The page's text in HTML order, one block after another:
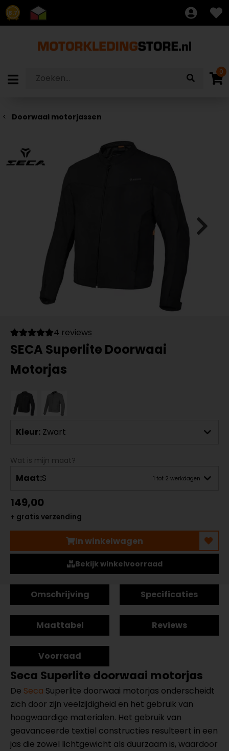
8.7
0
Doorwaai motorjassen
4 reviews
SECA Superlite Doorwaai
Motorjas
Kleur: Zwart
Wat is mijn maat?
Maat:S 1 tot 2 werkdagen
149,00
+ gratis verzending
In winkelwagen
Bekijk winkelvoorraad
Omschrijving Specificaties
Maattabel Reviews
Voorraad
Seca Superlite doorwaai motorjas
De Seca Superlite doorwaai motorjas onderscheidt
zich door zijn veelzijdigheid en het gebruik van
hoogwaardige materialen. Het gebruik van
geavanceerde textiel constructies resulteert in een
jas die zowel lichtgewicht als duurzaam is, waardoor